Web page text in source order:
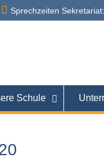
Sprechzeiten Sekretariat:
Schule